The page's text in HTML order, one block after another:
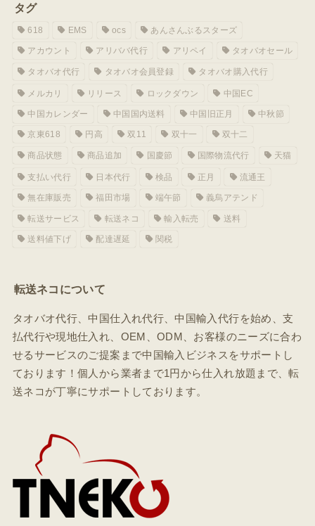
タグ
618 EMS ocs あんさんぶるスターズ
アカウント アリババ代行 アリペイ タオバオセール
タオバオ代行 タオバオ会員登録 タオバオ購入代行
メルカリ リリース ロックダウン 中国EC
中国カレンダー 中国国内送料 中国旧正月 中秋節
京東618 円高 双11 双十一 双十二
商品状態 商品追加 国慶節 国際物流代行 天猫
支払い代行 日本代行 検品 正月 流通王
無在庫販売 福田市場 端午節 義烏アテンド
転送サービス 転送ネコ 輸入転売 送料
送料値下げ 配達遅延 関税
転送ネコについて
タオバオ代行、中国仕入れ代行、中国輸入代行を始め、支
払代行や現地仕入れ、OEM、ODM、お客様のニーズに合わ
せるサービスのご提案まで中国輸入ビジネスをサポートし
ております！個人から業者まで1円から仕入れ放題まで、転
送ネコが丁寧にサポートしております。